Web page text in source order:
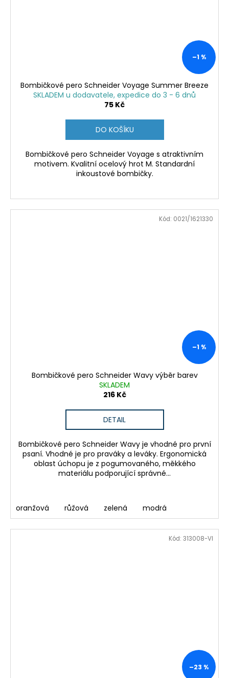
–1 %
Bombičkové pero Schneider Voyage Summer Breeze
SKLADEM u dodavatele, expedice do 3 - 6 dnů
75 Kč
DO KOŠÍKU
Bombičkové pero Schneider Voyage s atraktivním
motivem. Kvalitní ocelový hrot M. Standardní
inkoustové bombičky.
–1 %
Bombičkové pero Schneider Wavy výběr barev
SKLADEM
216 Kč
DETAIL
Bombičkové pero Schneider Wavy je vhodné pro první
psaní. Vhodné je pro praváky a leváky. Ergonomická
oblast úchopu je z pogumovaného, měkkého
materiálu podporující správné...
oranžová růžová zelená modrá
Kód: 0021/1621330
–23 %
Kód: 313008-VI